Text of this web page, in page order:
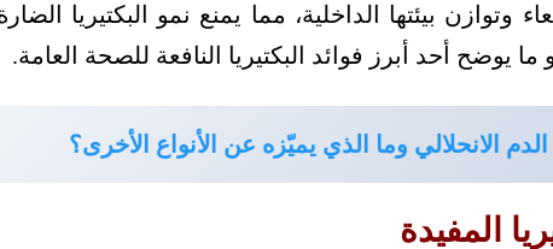
وتوازن بيئتها الداخلية، مما يمنع نمو البكتيريا
يوضح أحد أبرز فوائد البكتيريا النافعة للصحة العامة.
الانحلالي وما الذي يميّزه عن الأنواع الأخرى؟
المفيدة